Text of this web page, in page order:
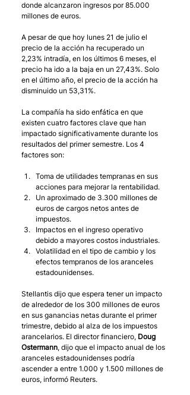
donde alcanzaron ingresos por 85.000
millones de euros.
A pesar de que hoy lunes 21 de julio el
precio de la acción ha recuperado un
2,23% intradía, en los últimos 6 meses, el
precio ha ido a la baja en un 27,43%. Solo
en el último año, el precio de la acción ha
disminuido un 53,31%.
La compañía ha sido enfática en que
existen cuatro factores clave que han
impactado significativamente durante los
resultados del primer semestre. Los 4
factores son:
Toma de utilidades tempranas en sus
acciones para mejorar la rentabilidad.
Un aproximado de 3.300 millones de
euros de cargos netos antes de
impuestos.
Impactos en el ingreso operativo
debido a mayores costos industriales.
Volatilidad en el tipo de cambio y los
efectos tempranos de los aranceles
estadounidenses.
Stellantis dijo que espera tener un impacto
de alrededor de los 300 millones de euros
en sus ganancias netas durante el primer
trimestre, debido al alza de los impuestos
arancelarios. El director financiero, Doug
Ostermann, dijo que el impacto anual de los
aranceles estadounidenses podría
ascender a entre 1.000 y 1.500 millones de
euros, informó Reuters.